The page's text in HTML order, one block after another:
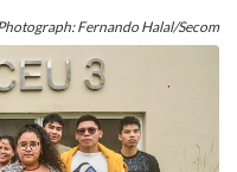
Fernando Halal/Secom